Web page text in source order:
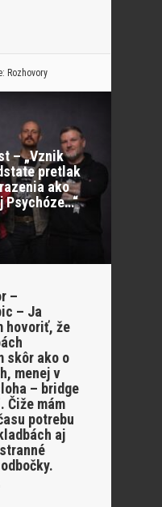
Rozhovory
– „Vznik
pretlak
ako
Psychóze…“
–
– Ja
hovoriť, že
skôr ako o
menej v
– bridge
Čiže mám
potrebu
aj